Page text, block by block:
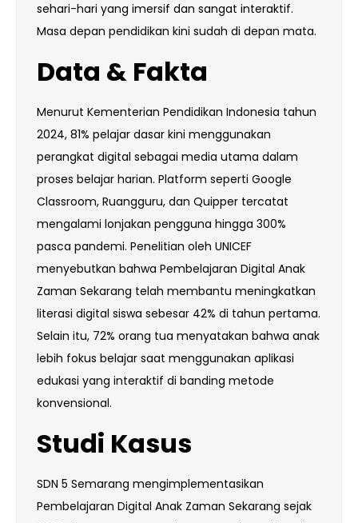
sehari-hari yang imersif dan sangat interaktif.
Masa depan pendidikan kini sudah di depan mata.
Data & Fakta
Menurut Kementerian Pendidikan Indonesia tahun
2024, 81% pelajar dasar kini menggunakan
perangkat digital sebagai media utama dalam
proses belajar harian. Platform seperti Google
Classroom, Ruangguru, dan Quipper tercatat
mengalami lonjakan pengguna hingga 300%
pasca pandemi. Penelitian oleh UNICEF
menyebutkan bahwa Pembelajaran Digital Anak
Zaman Sekarang telah membantu meningkatkan
literasi digital siswa sebesar 42% di tahun pertama.
Selain itu, 72% orang tua menyatakan bahwa anak
lebih fokus belajar saat menggunakan aplikasi
edukasi yang interaktif di banding metode
konvensional.
Studi Kasus
SDN 5 Semarang mengimplementasikan
Pembelajaran Digital Anak Zaman Sekarang sejak